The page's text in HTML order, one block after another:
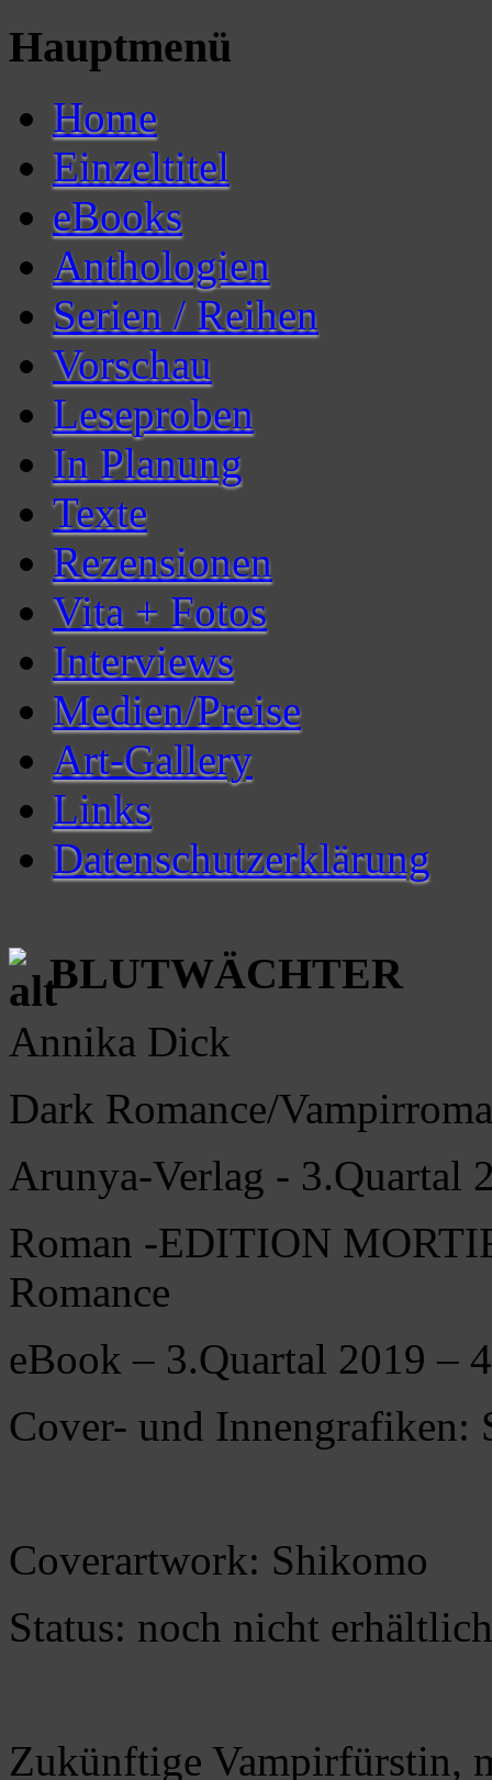
Hauptmenü
Home
Einzeltitel
eBooks
Anthologien
Serien / Reihen
Vorschau
Leseproben
In Planung
Texte
Rezensionen
Vita + Fotos
Interviews
Medien/Preise
Art-Gallery
Links
Datenschutzerklärung
BLUTWÄCHTER
Annika Dick
Dark Romance/
Arunya-Verlag - 3.Quartal
Roman -EDITION
Romance
eBook – 3.Quartal 2019 –
Cover- und Innengrafiken:
Coverartwork: Shikomo
Status: noch nicht erhältlich
Zukünftige Vampirfürstin,